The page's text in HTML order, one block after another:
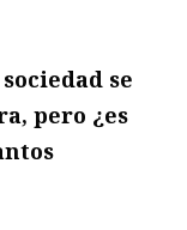
se
pero ¿es